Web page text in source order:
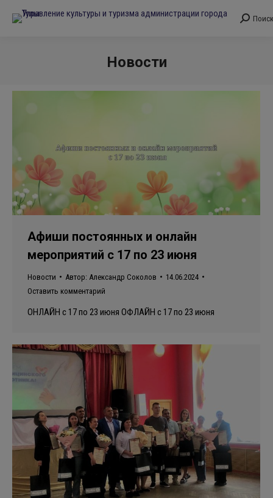
Поиск:
Поиск
Новости
Афиши постоянных и онлайн
мероприятий с 17 по 23 июня
Новости Автор: Александр Соколов
14.06.2024
Оставить комментарий
ОНЛАЙН с 17 по 23 июня ОФЛАЙН с 17 по 23 июня